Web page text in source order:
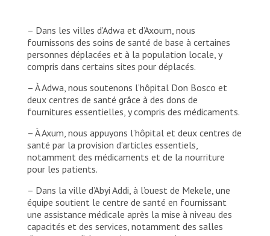
– Dans les villes d’Adwa et d’Axoum, nous
fournissons des soins de santé de base à certaines
personnes déplacées et à la population locale, y
compris dans certains sites pour déplacés.
– À Adwa, nous soutenons l’hôpital Don Bosco et
deux centres de santé grâce à des dons de
fournitures essentielles, y compris des médicaments.
– À Axum, nous appuyons l’hôpital et deux centres de
santé par la provision d’articles essentiels,
notamment des médicaments et de la nourriture
pour les patients.
– Dans la ville d’Abyi Addi, à l’ouest de Mekele, une
équipe soutient le centre de santé en fournissant
une assistance médicale après la mise à niveau des
capacités et des services, notamment des salles